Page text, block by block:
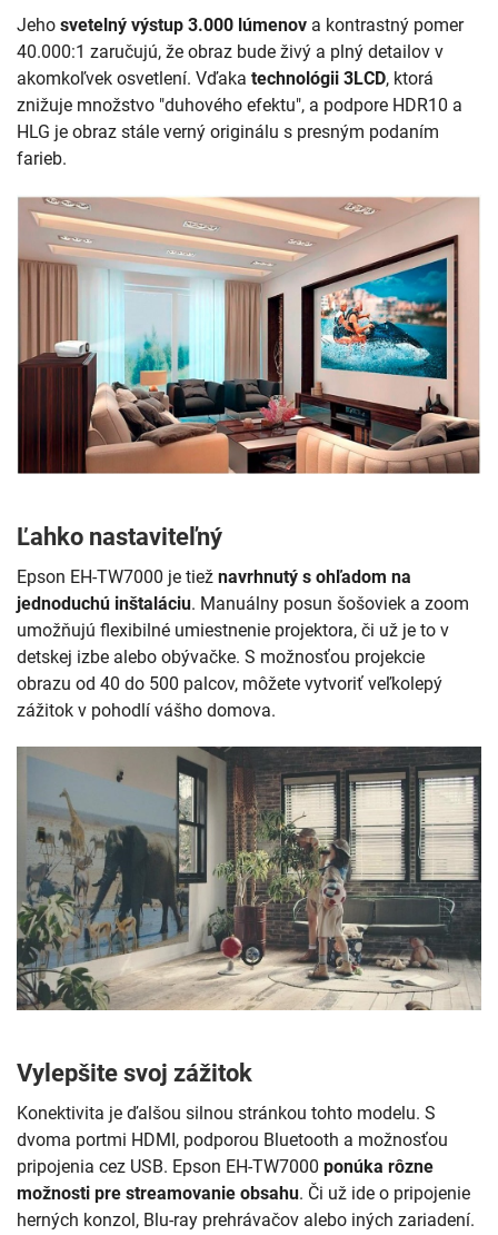
Jeho svetelný výstup 3.000 lúmenov a kontrastný pomer
40.000:1 zaručujú, že obraz bude živý a plný detailov v
akomkoľvek osvetlení. Vďaka technológii 3LCD, ktorá
znižuje množstvo "duhového efektu", a podpore HDR10 a
HLG je obraz stále verný originálu s presným podaním
farieb.
Ľahko nastaviteľný
Epson EH-TW7000 je tiež navrhnutý s ohľadom na
jednoduchú inštaláciu. Manuálny posun šošoviek a zoom
umožňujú flexibilné umiestnenie projektora, či už je to v
detskej izbe alebo obývačke. S možnosťou projekcie
obrazu od 40 do 500 palcov, môžete vytvoriť veľkolepý
zážitok v pohodlí vášho domova.
Vylepšite svoj zážitok
Konektivita je ďalšou silnou stránkou tohto modelu. S
dvoma portmi HDMI, podporou Bluetooth a možnosťou
pripojenia cez USB. Epson EH-TW7000 ponúka rôzne
možnosti pre streamovanie obsahu. Či už ide o pripojenie
herných konzol, Blu-ray prehrávačov alebo iných zariadení.